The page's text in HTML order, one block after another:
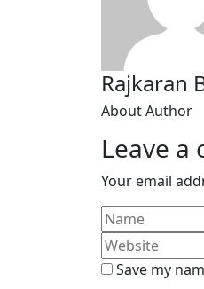
Rajkaran
About Author
Leave a
Your email
Save my